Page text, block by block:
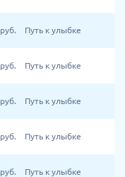
руб. Путь к улыбке
руб. Путь к улыбке
руб. Путь к улыбке
руб. Путь к улыбке
руб. Путь к улыбке